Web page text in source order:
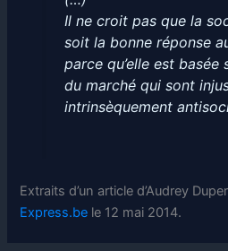
Il ne croit pas que la
soit la bonne réponse
parce qu’elle est basée
du marché qui sont
intrinsèquement
Extraits d’un article d’Audrey
Express.be le 12 mai 2014.